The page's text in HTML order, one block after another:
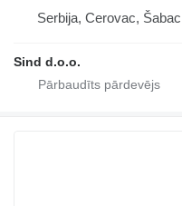
Serbija, Cerovac, Šabac
Sind d.o.o.